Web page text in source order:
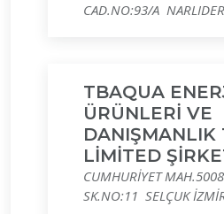
CAD.NO:93/A
TBAQUA
ÜRÜNLERİ VE
DANIŞMANLIK
LİMİTED
CUMHURİYET MAH.5008
SK.NO:11 SELÇUK